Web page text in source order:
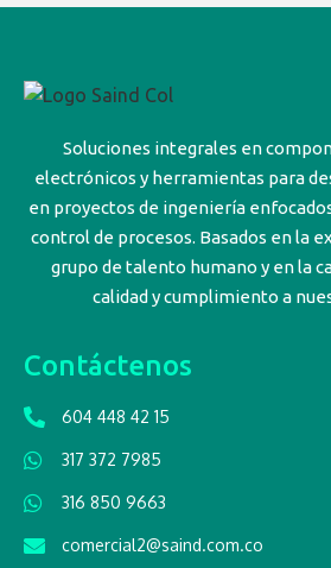
Soluciones integrales en
electrónicos y herramientas para
en proyectos de ingeniería
control de procesos. Basados en la
grupo de talento humano y en la
calidad y cumplimiento a
Contáctenos
604 448 42 15
317 372 7985
316 850 9663
comercial2@saind.com.co